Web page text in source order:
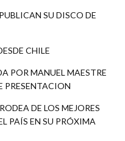
SU DISCO DE
CHILE
POR MANUEL MAESTRE
PRESENTACION
DE LOS MEJORES
PAÍS EN SU PRÓXIMA